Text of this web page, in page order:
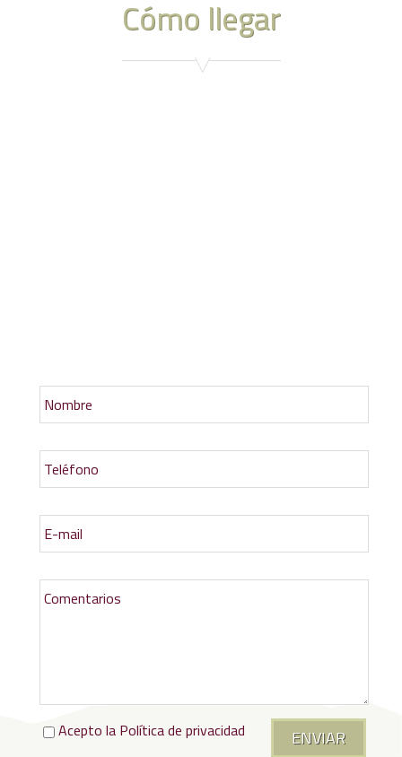
Cómo llegar
Acepto la Política de privacidad